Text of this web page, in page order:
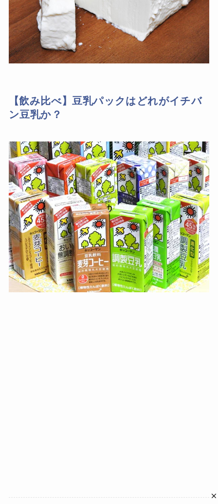
【飲み比べ】豆乳パックはどれがイチバ
ン豆乳か？